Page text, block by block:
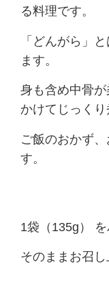
る料理です。
「どんがら」
ます。
身も含め中骨
かけてじっくり
ご飯のおかず
す。
1袋（135g）
そのままお召し